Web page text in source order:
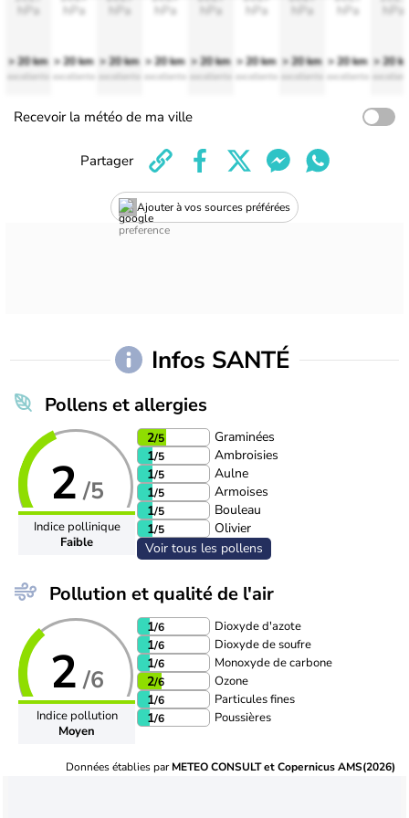
hPa
> 20 km
excellente
hPa
> 20 km
excellente
hPa
> 20 km
excellente
hPa
> 20 km
excellente
hPa
> 20 km
excellente
hPa
> 20 km
excellente
hPa
> 20 km
excellente
hPa
> 20 km
excellente
hPa
> 20
Recevoir la météo de ma ville
Ajouter à vos sources préférées
Partager
Infos SANTÉ
Pollens et allergies
2 /5
Indice pollinique
Faible
2/5
Graminées
1/5
Ambroisies
1/5
Aulne
1/5
Armoises
1/5
Bouleau
1/5
Olivier
Voir tous les pollens
Pollution et qualité de l'air
2 /6
Indice pollution
Moyen
1/6 Dioxyde d'azote
1/6 Dioxyde de soufre
1/6 Monoxyde de carbone
2/6 Ozone
1/6 Particules fines
1/6 Poussières
Données établies parMETEO CONSULT et Copernicus AMS(2026)